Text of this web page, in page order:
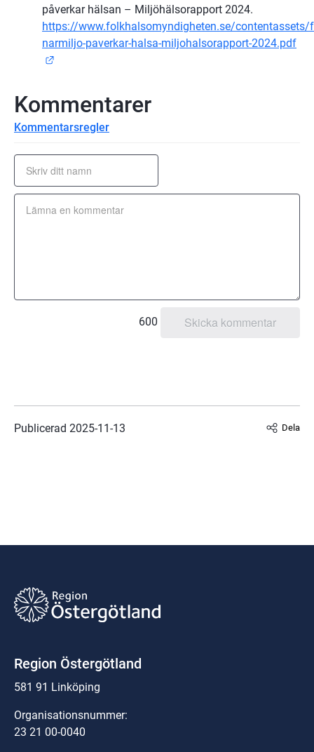
https://www.folkhalsomyndigheten.se/
narmiljo-paverkar-halsa-miljohalsorapport-2024.pdf
Kommentarsregler
Kommentarer
600
Publicerad 2025-11-13 Dela
Region Östergötland
581 91 Linköping
Organisationsnummer:
23 21 00-0040